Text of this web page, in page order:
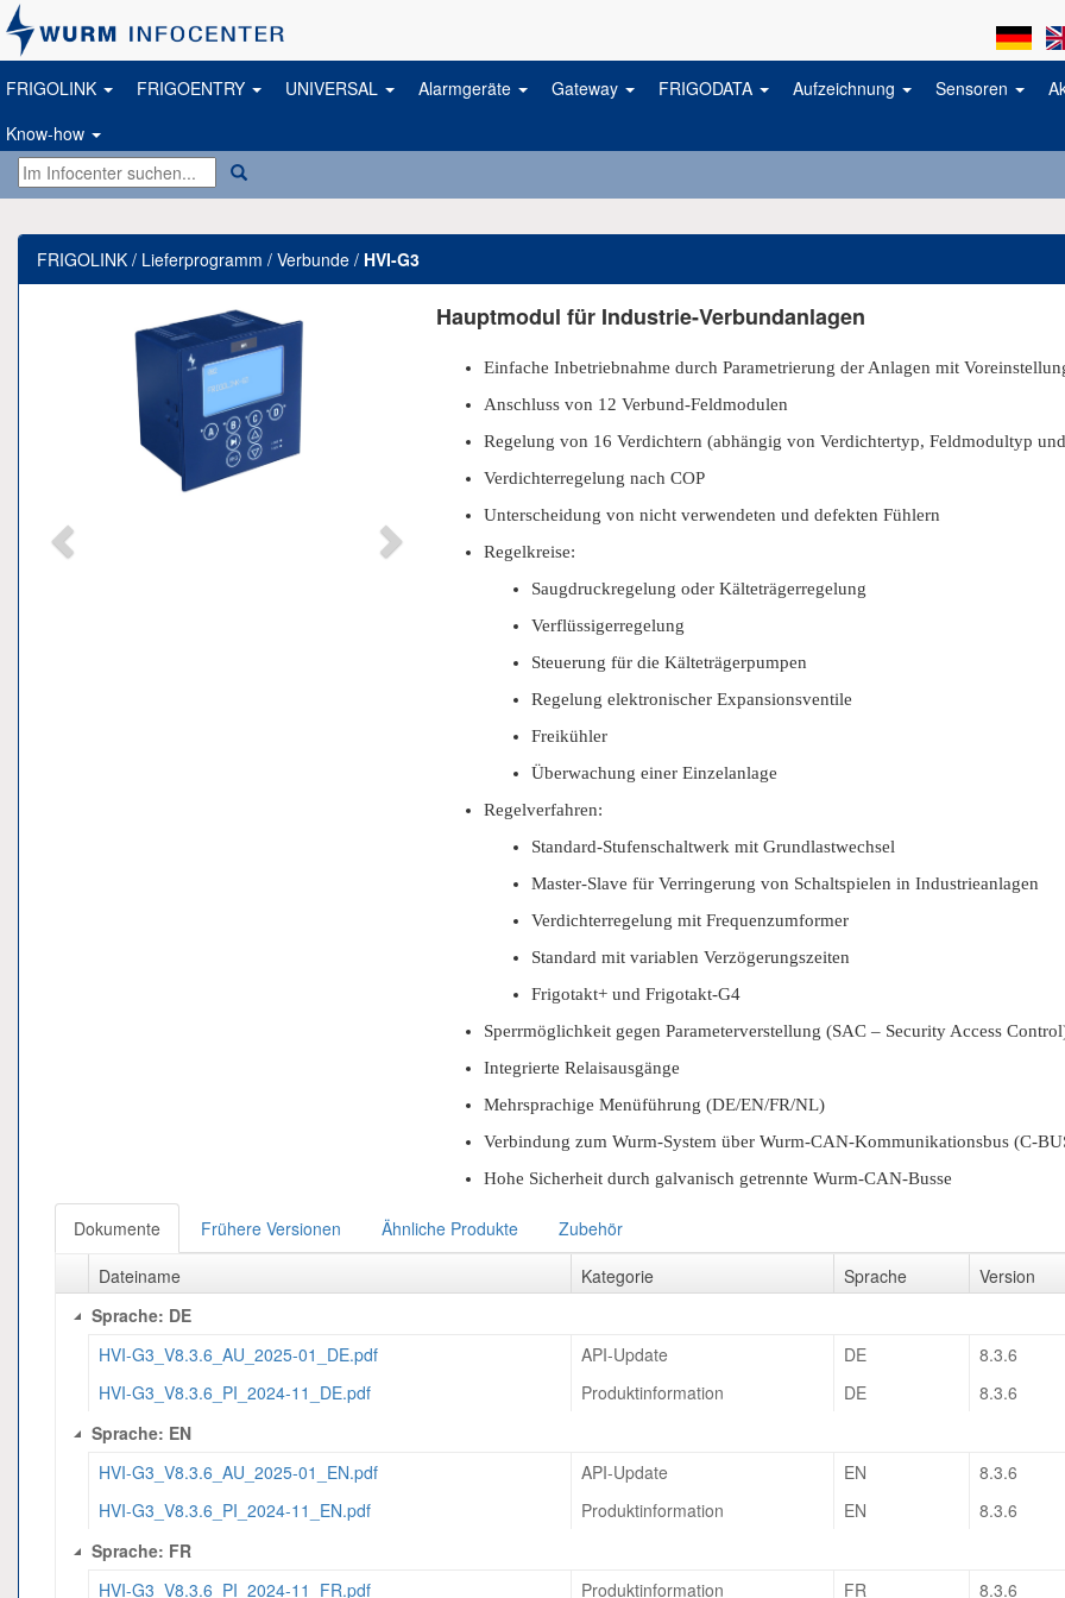
FRIGOLINK FRIGOENTRY UNIVERSAL Alarmgeräte Gateway FRIGODATA Aufzeichnung Sensoren
Know-how
FRIGOLINK / Lieferprogramm / Verbunde / HVI-G3
Hauptmodul für Industrie-Verbundanlagen
Einfache Inbetriebnahme durch Parametrierung der Anlagen mit
Anschluss von 12 Verbund-Feldmodulen
Regelung von 16 Verdichtern (abhängig von Verdichtertyp, Feldmodultyp
Verdichterregelung nach COP
Unterscheidung von nicht verwendeten und defekten Fühlern
Regelkreise:
Saugdruckregelung oder Kälteträgerregelung
Verflüssigerregelung
Steuerung für die Kälteträgerpumpen
Regelung elektronischer Expansionsventile
Freikühler
Überwachung einer Einzelanlage
Regelverfahren:
Standard-Stufenschaltwerk mit Grundlastwechsel
Master-Slave für Verringerung von Schaltspielen in Industrieanlagen
Verdichterregelung mit Frequenzumformer
Standard mit variablen Verzögerungszeiten
Frigotakt+ und Frigotakt-G4
Sperrmöglichkeit gegen Parameterverstellung (SAC – Security Access
Integrierte Relaisausgänge
Mehrsprachige Menüführung (DE/EN/FR/NL)
Verbindung zum Wurm-System über Wurm-CAN-Kommunikationsbus (C-
Hohe Sicherheit durch galvanisch getrennte Wurm-CAN-Busse
Dokumente Frühere Versionen Ähnliche Produkte
Zubehör
Dateiname
Kategorie Sprache
Version
Sprache: DE
HVI-G3_V8.3.6_AU_2025-01_DE.pdf
API-Update DE
8.3.6
HVI-G3_V8.3.6_PI_2024-11_DE.pdf
Produktinformation DE
8.3.6
Sprache: EN
HVI-G3_V8.3.6_AU_2025-01_EN.pdf
API-Update EN
8.3.6
HVI-G3_V8.3.6_PI_2024-11_EN.pdf
Produktinformation EN
8.3.6
Sprache: FR
HVI-G3_V8.3.6_PI_2024-11_FR.pdf
Produktinformation FR 8.3.6